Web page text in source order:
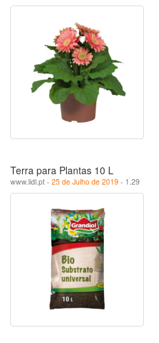
Terra para Plantas 10 L
www.lidl.pt - 25 de Julho de 2019 - 1.29